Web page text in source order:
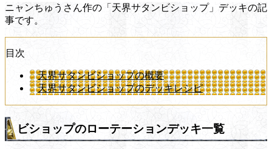
ニャンちゅうさん作の「天界サタンビショップ」デッキの記
事です。
目次
天界サタンビショップの概要
天界サタンビショップのデッキレシピ
ビショップのローテーションデッキ一覧